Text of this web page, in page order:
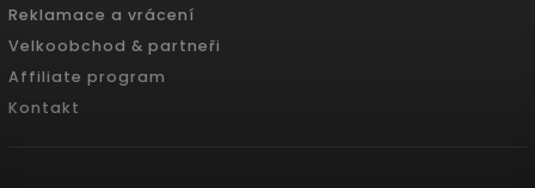
Reklamace a vrácení
Velkoobchod & partneři
Affiliate program
Kontakt